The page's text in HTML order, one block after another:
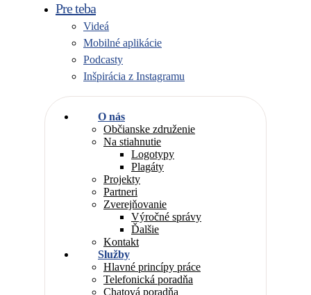
Pre teba
Videá
Mobilné aplikácie
Podcasty
Inšpirácia z Instagramu
O nás
Občianske združenie
Na stiahnutie
Logotypy
Plagáty
Projekty
Partneri
Zverejňovanie
Výročné správy
Ďalšie
Kontakt
Služby
Hlavné princípy práce
Telefonická poradňa
Chatová poradňa